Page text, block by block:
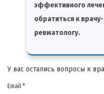
эффективного
обратиться к
ревматологу.
У вас остались вопросы к
Email *